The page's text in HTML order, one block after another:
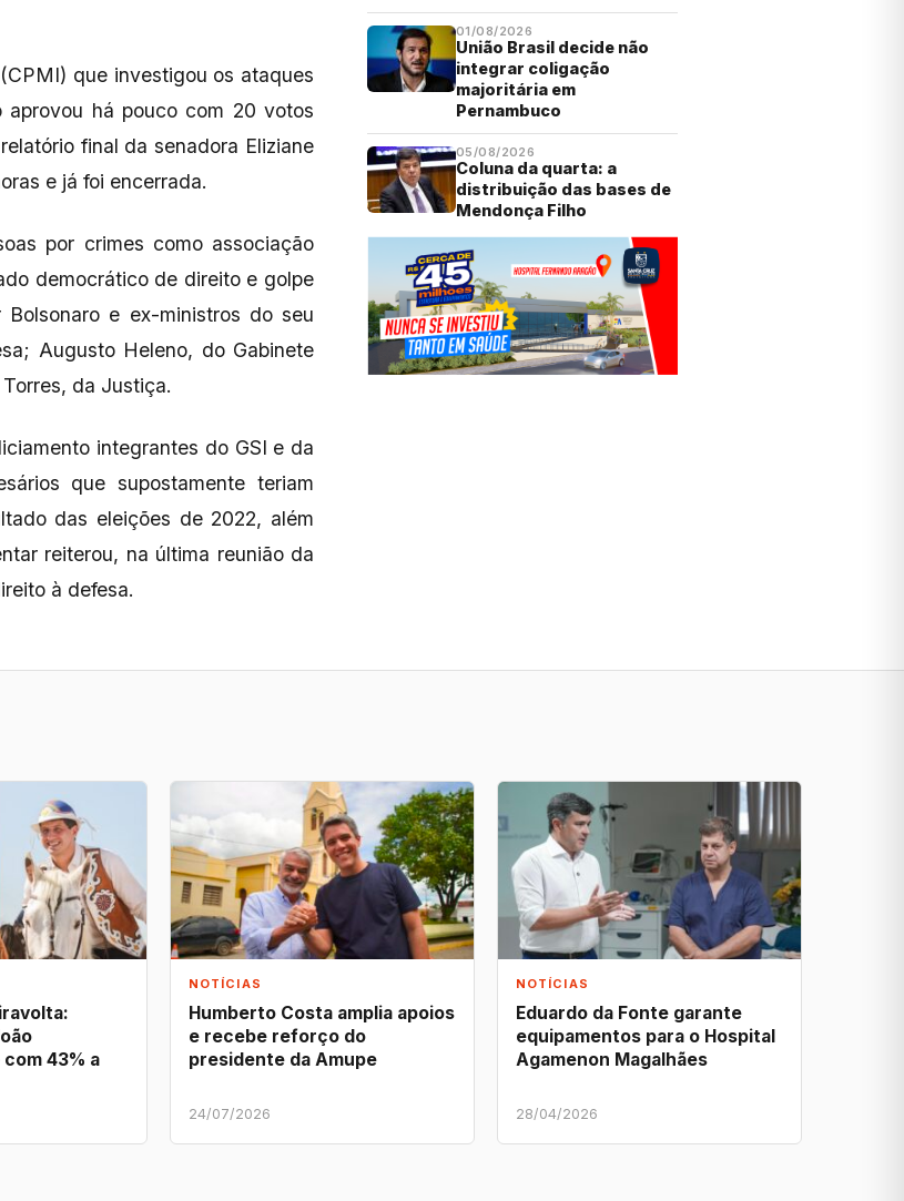
que investigou os ataques
há pouco com 20 votos
final da senadora Eliziane
e já foi encerrada.
por crimes como associação
democrático de direito e golpe
e ex-ministros do seu
Augusto Heleno, do Gabinete
da Justiça.
integrantes do GSI e da
que supostamente teriam
das eleições de 2022, além
reiterou, na última reunião da
à defesa.
01/08/2026
União Brasil decide não
integrar coligação
majoritária em
Pernambuco
05/08/2026
Coluna da quarta: a
distribuição das bases de
Mendonça Filho
43% a
NOTÍCIAS
Humberto Costa amplia apoios
e recebe reforço do
presidente da Amupe
24/07/2026
NOTÍCIAS
Eduardo da Fonte garante
equipamentos para o Hospital
Agamenon Magalhães
28/04/2026